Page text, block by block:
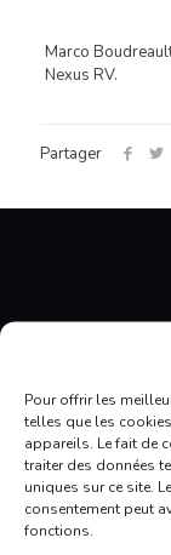
Pour offrir les
telles que les
appareils. Le fait de
traiter des données
uniques sur ce site.
consentement peut
fonctions.
Marco
Nexus RV.
Partager
E.
QC,
418
1 877-